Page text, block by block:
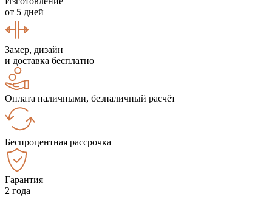
от 5 дней
Замер, дизайн
и доставка бесплатно
Оплата наличными, безналичный расчёт
Беспроцентная рассрочка
Гарантия
2 года